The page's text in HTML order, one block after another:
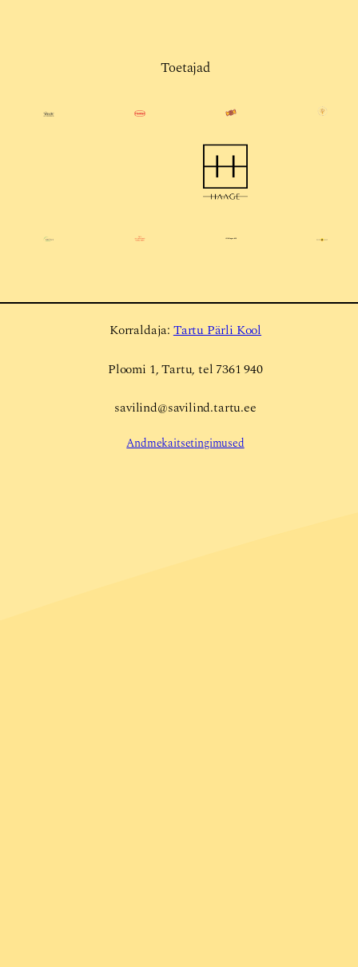
Toetajad
Korraldaja:Tartu Pärli Kool
Ploomi 1, Tartu, tel 7361 940
savilind@savilind.tartu.ee
Andmekaitsetingimused